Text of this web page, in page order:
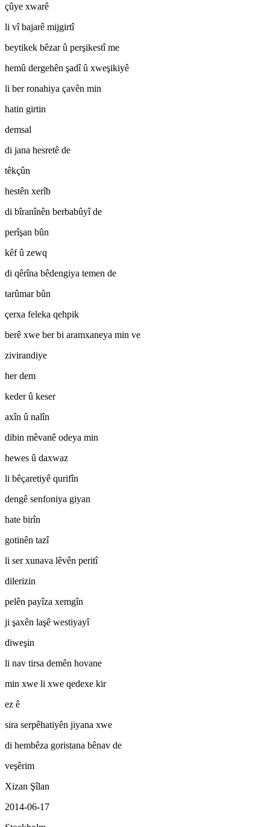
çûye xwarê
li vî bajarê mijgirtî
beytikek bêzar û perşikestî me
hemû dergehên şadî û xweşikiyê
li ber ronahiya çavên min
hatin girtin
demsal
di jana hesretê de
têkçûn
hestên xerîb
di bîranînên berbabûyî de
perîşan bûn
kêf û zewq
di qêrîna bêdengiya temen de
tarûmar bûn
çerxa feleka qehpik
berê xwe ber bi aramxaneya min ve
zivirandiye
her dem
keder û keser
axîn û nalîn
dibin mêvanê odeya min
hewes û daxwaz
li bêçaretiyê qurifîn
dengê senfoniya giyan
hate birîn
gotinên tazî
li ser xunava lêvên peritî
dilerizin
pelên payîza xemgîn
ji şaxên laşê westiyayî
diweşin
li nav tirsa demên hovane
min xwe li xwe qedexe kir
ez ê
sira serpêhatiyên jiyana xwe
di hembêza goristana bênav de
veşêrim
Xizan Şîlan
2014-06-17